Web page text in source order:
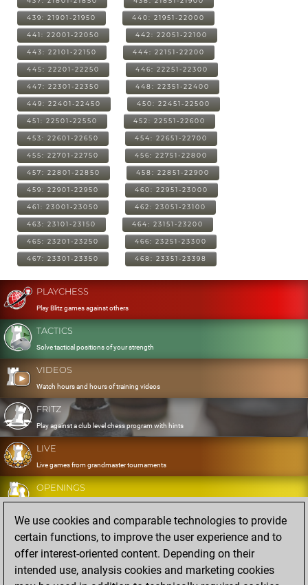
439: 21901-21950 440: 21951-22000
441: 22001-22050 442: 22051-22100
443: 22101-22150 444: 22151-22200
445: 22201-22250 446: 22251-22300
447: 22301-22350 448: 22351-22400
449: 22401-22450 450: 22451-22500
451: 22501-22550 452: 22551-22600
453: 22601-22650 454: 22651-22700
455: 22701-22750 456: 22751-22800
457: 22801-22850 458: 22851-22900
459: 22901-22950 460: 22951-23000
461: 23001-23050 462: 23051-23100
463: 23101-23150 464: 23151-23200
465: 23201-23250 466: 23251-23300
467: 23301-23350 468: 23351-23398
PLAYCHESS
Play Blitz games against others
TACTICS
Solve tactical positions of your strength
VIDEOS
Watch hours and hours of training videos
FRITZ
Play against a club level chess program with hints
LIVE
Live games from grandmaster tournaments
OPENINGS
Develop and exercise your openings
DATABASE
Eight million strong games
MYGAMES
Store and analyse your own games in the cloud
We use cookies and comparable technologies to provide
certain functions, to improve the user experience and to
offer interest-oriented content. Depending on their
intended use, analysis cookies and marketing cookies